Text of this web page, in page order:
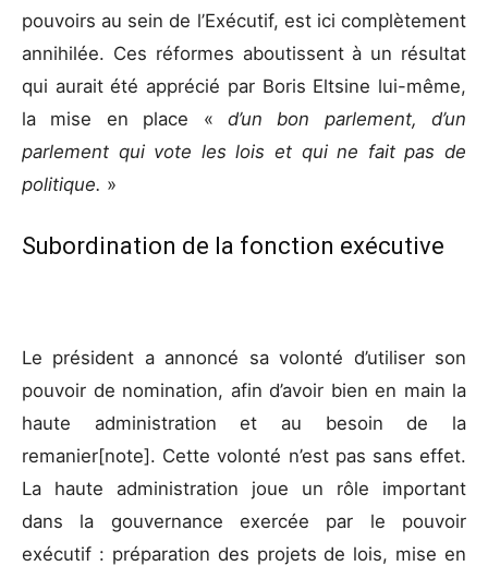
pouvoirs au sein de l’Exécutif, est ici complètement
annihilée. Ces réformes aboutissent à un résultat
qui aurait été apprécié par Boris Eltsine lui-même,
la mise en place « d’un bon parlement, d’un
parlement qui vote les lois et qui ne fait pas de
politique. »
Subordination de la fonction exécutive
Le président a annoncé sa volonté d’utiliser son
pouvoir de nomination, afin d’avoir bien en main la
haute administration et au besoin de la
remanier[note]. Cette volonté n’est pas sans effet.
La haute administration joue un rôle important
dans la gouvernance exercée par le pouvoir
exécutif : préparation des projets de lois, mise en